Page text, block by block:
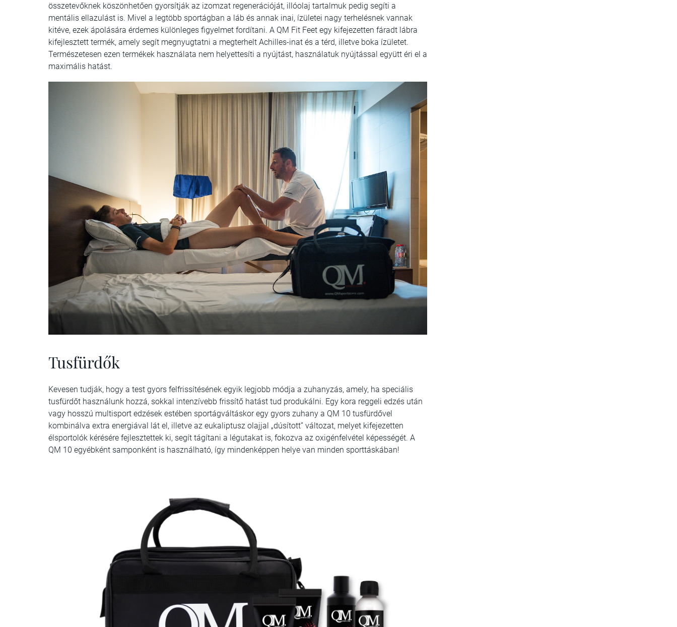
összetevőknek köszönhetően gyorsítják az izomzat regenerációját, illóolaj tartalmuk pedig segíti a
mentális ellazulást is. Mivel a legtöbb sportágban a láb és annak inai, ízületei nagy terhelésnek vannak
kitéve, ezek ápolására érdemes különleges figyelmet fordítani. A QM Fit Feet egy kifejezetten fáradt lábra
kifejlesztett termék, amely segít megnyugtatni a megterhelt Achilles-inat és a térd, illetve boka ízületet.
Természetesen ezen termékek használata nem helyettesíti a nyújtást, használatuk nyújtással együtt éri el a
maximális hatást.
Tusfürdők
Kevesen tudják, hogy a test gyors felfrissítésének egyik legjobb módja a zuhanyzás, amely, ha speciális
tusfürdőt használunk hozzá, sokkal intenzívebb frissítő hatást tud produkálni. Egy kora reggeli edzés után
vagy hosszú multisport edzések estében sportágváltáskor egy gyors zuhany a QM 10 tusfürdővel
kombinálva extra energiával lát el, illetve az eukaliptusz olajjal „dúsított” változat, melyet kifejezetten
élsportolók kérésére fejlesztettek ki, segít tágítani a légutakat is, fokozva az oxigénfelvétel képességét. A
QM 10 egyébként samponként is használható, így mindenképpen helye van minden sporttáskában!